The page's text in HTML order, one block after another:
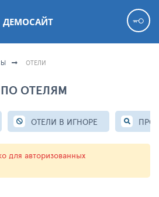
ДЕМОСАЙТ
ОТЕЛИ
ОТЕЛЯМ
ОТЕЛИ В ИГНОРЕ
для авторизованных